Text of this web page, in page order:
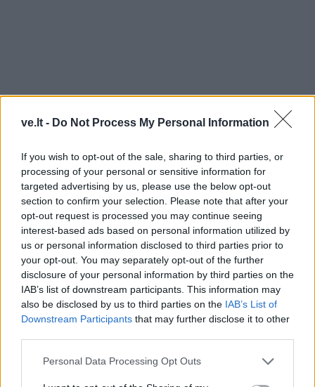
ve.lt - Do Not Process My Personal Information
If you wish to opt-out of the sale, sharing to third parties, or
processing of your personal or sensitive information for
targeted advertising by us, please use the below opt-out
section to confirm your selection. Please note that after your
opt-out request is processed you may continue seeing
interest-based ads based on personal information utilized by
us or personal information disclosed to third parties prior to
your opt-out. You may separately opt-out of the further
disclosure of your personal information by third parties on the
IAB’s list of downstream participants. This information may
also be disclosed by us to third parties on the IAB’s List of
Downstream Participants that may further disclose it to other
Personal Data Processing Opt Outs
Jeigu svečias gali išleisti 150 eurų, jis susiras už 150,
jeigu svečias gali išleisti 400, gaus penkių žvaigždučių
viešbutį, nes ir tokių mes turime. Tada yra šeimoms -
automatiškai reikia pridėti, kad reikia didesnio
kambario, taip pat kategorija yra aukštesnė ir reikia
mokėti papildomai už vaikučius, jeigu yra jau didesni.
Tai ta amplitudė labai plati."